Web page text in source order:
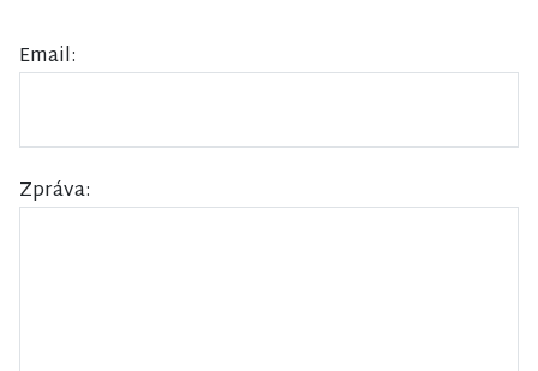
Email:
Zpráva: